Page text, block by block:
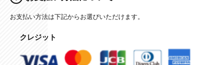
お支払い方法は下記からお選びいただけます。
クレジット